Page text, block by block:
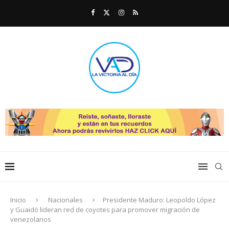
Inicio Nacionales
Presidente Maduro: Leopoldo López
y Guaidó lideran red de coyotes para promover migración de
venezolanos